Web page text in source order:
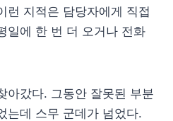
런 지적은 담당자에게 직접
일에 한 번 더 오거나 전화
아갔다. 그동안 잘못된 부분
는데 스무 군데가 넘었다.